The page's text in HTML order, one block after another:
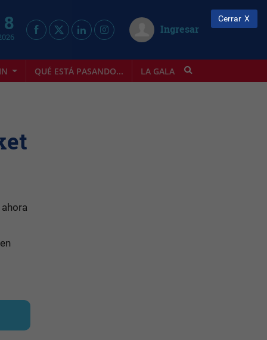
Ingresar
QUÉ ESTÁ PASANDO... LA GALA INFOSTYLE
Cerrar